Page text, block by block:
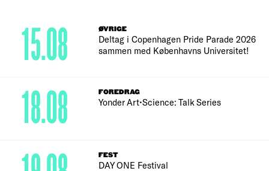
ØVRIGE
Deltag i Copenhagen Pride Parade 2026
sammen med Københavns Universitet!
15.08
FOREDRAG
Yonder Art•Science: Talk Series
18.08
FEST
DAY ONE Festival